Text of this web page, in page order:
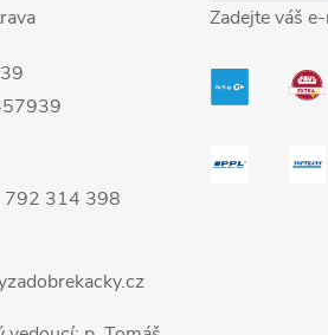
792 314 398
Zadejte váš